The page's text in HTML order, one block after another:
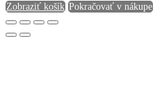
Zobraziť košík Pokračovať v nákupe